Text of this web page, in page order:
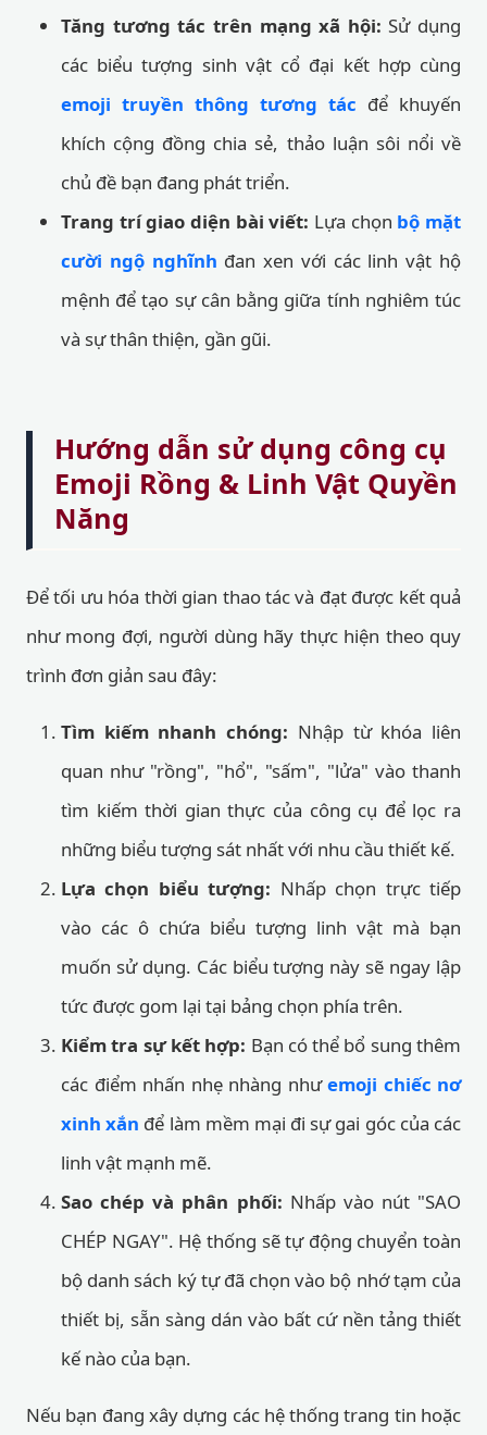
Tăng tương tác trên mạng xã hội: Sử dụng
các biểu tượng sinh vật cổ đại kết hợp cùng
emoji truyền thông tương tác để khuyến
khích cộng đồng chia sẻ, thảo luận sôi nổi về
chủ đề bạn đang phát triển.
Trang trí giao diện bài viết: Lựa chọn bộ mặt
cười ngộ nghĩnh đan xen với các linh vật hộ
mệnh để tạo sự cân bằng giữa tính nghiêm túc
và sự thân thiện, gần gũi.
Hướng dẫn sử dụng công cụ
Emoji Rồng & Linh Vật Quyền
Năng
Để tối ưu hóa thời gian thao tác và đạt được kết quả
như mong đợi, người dùng hãy thực hiện theo quy
trình đơn giản sau đây:
Tìm kiếm nhanh chóng: Nhập từ khóa liên
quan như "rồng", "hổ", "sấm", "lửa" vào thanh
tìm kiếm thời gian thực của công cụ để lọc ra
những biểu tượng sát nhất với nhu cầu thiết kế.
Lựa chọn biểu tượng: Nhấp chọn trực tiếp
vào các ô chứa biểu tượng linh vật mà bạn
muốn sử dụng. Các biểu tượng này sẽ ngay lập
tức được gom lại tại bảng chọn phía trên.
Kiểm tra sự kết hợp: Bạn có thể bổ sung thêm
các điểm nhấn nhẹ nhàng nhưemoji chiếc nơ
xinh xắn để làm mềm mại đi sự gai góc của các
linh vật mạnh mẽ.
Sao chép và phân phối: Nhấp vào nút "SAO
CHÉP NGAY". Hệ thống sẽ tự động chuyển toàn
bộ danh sách ký tự đã chọn vào bộ nhớ tạm của
thiết bị, sẵn sàng dán vào bất cứ nền tảng thiết
kế nào của bạn.
Nếu bạn đang xây dựng các hệ thống trang tin hoặc